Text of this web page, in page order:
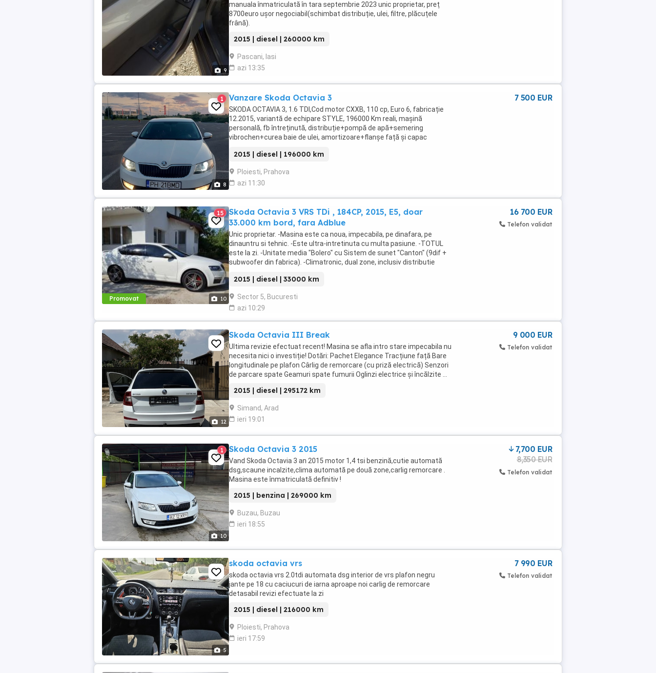
9
manuala înmatriculată în tara septembrie 2023 unic proprietar, preț
8700euro ușor negociabil(schimbat distribuție, ulei, filtre, plăcuțele
frână).
2015 | diesel | 260000 km
Pascani, Iasi
azi 13:35
8
1 Vanzare Skoda Octavia 3
SKODA OCTAVIA 3, 1.6 TDI,Cod motor CXXB, 110 cp, Euro 6, fabricație
12.2015, variantă de echipare STYLE, 196000 Km reali, mașină
personală, fb întreținută, distribuție+pompă de apă+semering
vibrochen+curea baie de ulei, amortizoare+flanșe față și capac
2015 | diesel | 196000 km
Ploiesti, Prahova
azi 11:30
7 500 EUR
Promovat 10
15
Skoda Octavia 3 VRS TDi , 184CP, 2015, E5, doar
33.000 km bord, fara Adblue
Unic proprietar. -Masina este ca noua, impecabila, pe dinafara, pe
dinauntru si tehnic. -Este ultra-intretinuta cu multa pasiune. -TOTUL
este la zi. -Unitate media "Bolero" cu Sistem de sunet "Canton" (9dif +
subwoofer din fabrica). -Climatronic, dual zone, inclusiv distributie
2015 | diesel | 33000 km
Sector 5, Bucuresti
azi 10:29
16 700 EUR
Telefon validat
12
Skoda Octavia III Break
Ultima revizie efectuat recent! Masina se afla intro stare impecabila nu
necesita nici o investiție! Dotări: Pachet Elegance Tracțiune față Bare
longitudinale pe plafon Cârlig de remorcare (cu priză electrică) Senzori
de parcare spate Geamuri spate fumurii Oglinzi electrice și încălzite ...
2015 | diesel | 295172 km
Simand, Arad
ieri 19:01
9 000 EUR
Telefon validat
10
1 Skoda Octavia 3 2015
Vand Skoda Octavia 3 an 2015 motor 1,4 tsi benzină,cutie automată
dsg,scaune incalzite,clima automată pe două zone,carlig remorcare .
Masina este înmatriculată definitiv !
2015 | benzina | 269000 km
Buzau, Buzau
ieri 18:55
7,700 EUR
8,350 EUR
Telefon validat
5
skoda octavia vrs
skoda octavia vrs 2.0tdi automata dsg interior de vrs plafon negru
jante pe 18 cu caciucuri de iarna aproape noi carlig de remorcare
detasabil revizi efectuate la zi
2015 | diesel | 216000 km
Ploiesti, Prahova
ieri 17:59
7 990 EUR
Telefon validat